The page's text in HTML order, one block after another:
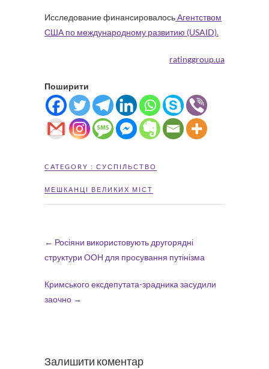
Исследование финансировалосьАгентством
США по международному развитию (USAID).
ratinggroup.ua
Поширити
CATEGORY : СУСПІЛЬСТВО
МЕШКАНЦІ ВЕЛИКИХ МІСТ
← Росіяни використовують другорядні
структури ООН для просування путінізма
Кримського ексдепутата-зрадника засудили
заочно →
Залишити коментар